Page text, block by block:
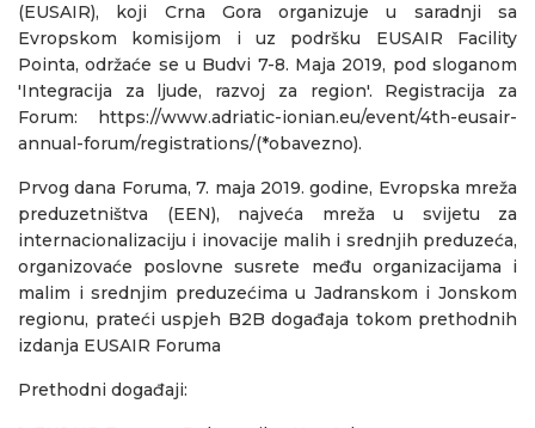
(EUSAIR), koji Crna Gora organizuje u saradnji sa
Evropskom komisijom i uz podršku EUSAIR Facility
Pointa, održaće se u Budvi 7-8. Maja 2019, pod sloganom
'Integracija za ljude, razvoj za region'. Registracija za
Forum: https://www.adriatic-ionian.eu/event/4th-eusair-
annual-forum/registrations/(*obavezno).
Prvog dana Foruma, 7. maja 2019. godine, Evropska mreža
preduzetništva (EEN), najveća mreža u svijetu za
internacionalizaciju i inovacije malih i srednjih preduzeća,
organizovaće poslovne susrete među organizacijama i
malim i srednjim preduzećima u Jadranskom i Jonskom
regionu, prateći uspjeh B2B događaja tokom prethodnih
izdanja EUSAIR Foruma
Prethodni događaji: